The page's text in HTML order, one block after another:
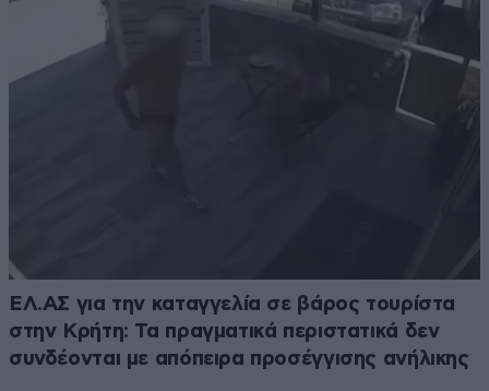
ΕΛ.ΑΣ για την καταγγελία σε βάρος τουρίστα
στην Κρήτη: Τα πραγματικά περιστατικά δεν
συνδέονται με απόπειρα προσέγγισης ανήλικης